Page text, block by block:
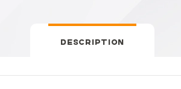
DESCRIPTION